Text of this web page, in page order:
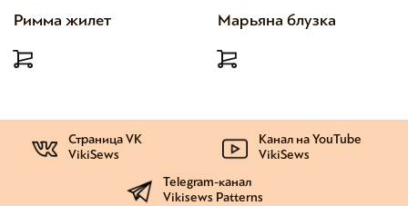
Римма жилет Марьяна блузка
Страница VK
VikiSews
Канал на YouTube
VikiSews
Telegram-канал
Vikisews Patterns